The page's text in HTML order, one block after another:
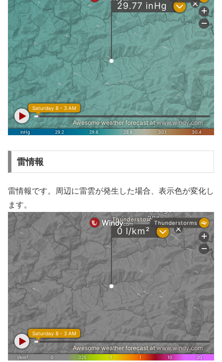
雷情報
雷情報です。周辺に雷雲が発生した場合、表示色が変化し
ます。